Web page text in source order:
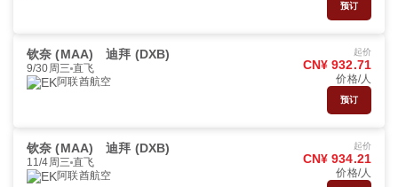
预订
钦奈 (MAA) 迪拜 (DXB)
9/30周三 直飞
阿联酋航空
起价
CN¥ 932.71
价格/人
预订
钦奈 (MAA) 迪拜 (DXB)
11/4周三 直飞
阿联酋航空
起价
CN¥ 934.21
价格/人